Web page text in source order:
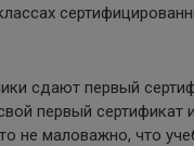
сдают первый
первый сертификат
не маловажно, что